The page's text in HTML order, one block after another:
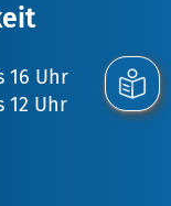
16 Uhr
12 Uhr